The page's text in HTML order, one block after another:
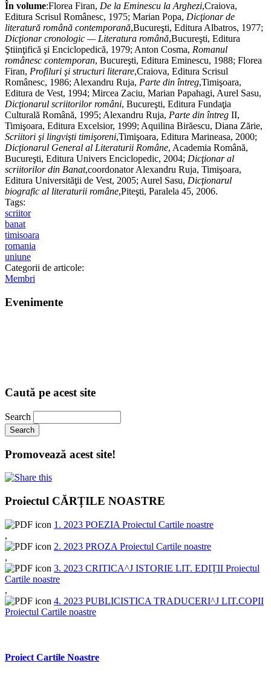
În volume:Florea Firan, De la Eminescu la Arghezi,Craiova,
Editura Scrisul Românesc, 1975; Marian Popa, Dicţionar de
literatură română contemporană,Bucureşti, Editura Albatros, 1977;
Dicţionar cronologic — Literatura română,Bucureşti, Editura
Ştiinţifică şi Enciclopedică, 1979; Anton Cosma, Romanul
românesc contemporan, Bucureşti, Editura Eminescu, 1988; Florea
Firan, Profiluri şi structuri literare,Craiova, Editura Scrisul
Românesc, 1986; Alexandru Ruja, Parte din întreg,Timişoara,
Editura de Vest, 1994; Mircea Zaciu, Marian Papahagi, Aurel Sasu,
Dicţionarul scriitorilor români, Bucureşti, Editura Fundaţia
Culturală Română, 1995; Alexandru Ruja, Parte din întreg II,
Timişoara, Editura Excelsior, 1999; Aquilina Birăescu, Diana Zărie,
Scriitori şi lingvişti timişoreni,Timişoara, Editura Marineasa, 2000;
Dicţionarul General al Literaturii Române, Academia Română,
Bucureşti, Editura Univers Enciclopedic, 2004; Dicţionar al
scriitorilor din Banat,coordonator Alexandru Ruja, Timişoara,
Editura Universităţii de Vest, 2005; Aurel Sasu, Dicţionarul
biografic al literaturii române,Piteşti, Paralela 45, 2006.
Tags:
scriitor
banat
timisoara
romania
uniune
Categorii de articole:
Membri
Evenimente
Caută pe acest site
Search
Promovează acest site!
Proiectul CĂRȚILE NOASTRE
1. 2023 POEZIA Proiectul Cartile noastre
,
2. 2023 PROZA Proiectul Cartile noastre
,
3. 2023 CRITICA^J ISTORIE LIT. EDIȚII Proiectul
Cartile noastre
,
4. 2023 PUBLICISTICA TRADUCERI^J LIT.COPII
Proiectul Cartile noastre
Proiect Cartile Noastre